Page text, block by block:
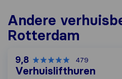
Andere
Rotterdam
9,8 479
Verhuislifthuren